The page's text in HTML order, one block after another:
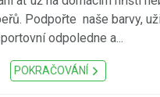
Podpořte naše barvy,
odpoledne a...
POKRAČOVÁNÍ